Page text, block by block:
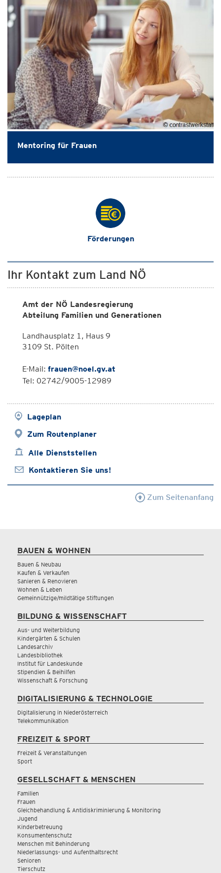
Mentoring für Frauen
Förderungen
Ihr Kontakt zum Land NÖ
Amt der NÖ Landesregierung
Abteilung Familien und Generationen
Landhausplatz 1, Haus 9
3109 St. Pölten
E-Mail: frauen@noel.gv.at
Tel: 02742/9005-12989
Lageplan
Zum Routenplaner
Alle Dienststellen
Kontaktieren Sie uns!
Zum Seitenanfang
BAUEN & WOHNEN
Bauen & Neubau
Kaufen & Verkaufen
Sanieren & Renovieren
Wohnen & Leben
Gemeinnützige/mildtätige Stiftungen
BILDUNG & WISSENSCHAFT
Aus- und Weiterbildung
Kindergärten & Schulen
Landesarchiv
Landesbibliothek
Institut für Landeskunde
Stipendien & Beihilfen
Wissenschaft & Forschung
DIGITALISIERUNG & TECHNOLOGIE
Digitalisierung in Niederösterreich
Telekommunikation
FREIZEIT & SPORT
Freizeit & Veranstaltungen
Sport
GESELLSCHAFT & MENSCHEN
Familien
Frauen
Gleichbehandlung & Antidiskriminierung & Monitoring
Jugend
Kinderbetreuung
Konsumentenschutz
Menschen mit Behinderung
Niederlassungs- und Aufenthaltsrecht
Senioren
Tierschutz